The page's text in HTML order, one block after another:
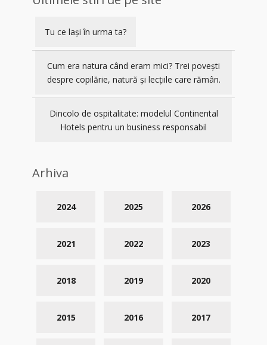
Tu ce lași în urma ta?
Cum era natura când eram mici? Trei povești
despre copilărie, natură și lecțiile care rămân.
Dincolo de ospitalitate: modelul Continental
Hotels pentru un business responsabil
Arhiva
2026
2025
2024
2023
2022
2021
2020
2019
2018
2017
2016
2015